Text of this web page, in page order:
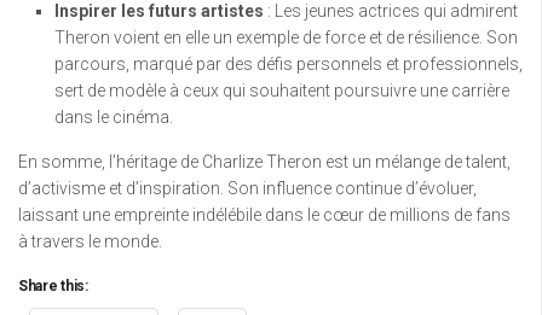
Inspirer les futurs artistes : Les jeunes actrices qui admirent
Theron voient en elle un exemple de force et de résilience. Son
parcours, marqué par des défis personnels et professionnels,
sert de modèle à ceux qui souhaitent poursuivre une carrière
dans le cinéma.
En somme, l’héritage de Charlize Theron est un mélange de talent,
d’activisme et d’inspiration. Son influence continue d’évoluer,
laissant une empreinte indélébile dans le cœur de millions de fans
à travers le monde.
Share this: